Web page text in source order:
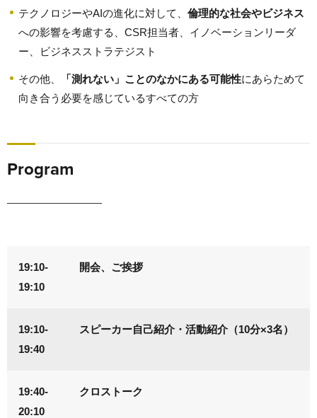
テクノロジーやAIの進化に対して、 倫理的な社会やビジネス
への影響を考慮する、CSR担当者、イノベーションリーダ
ー、ビジネスストラテジスト
その他、 「測れない」ことのなかにある可能性にあらためて
向き合う必要を感じているすべての方
Program
19:10-
19:10
開会、ご挨拶
19:10-
19:40
スピーカー自己紹介・活動紹介（10分×3名）
19:40-
20:10
クロストーク